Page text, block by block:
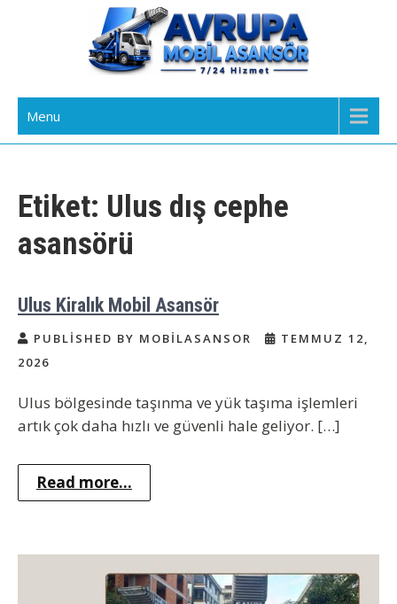
Avrupa Yakası Mobil Asansör
Kiralama
Menu
Etiket: Ulus dış cephe
asansörü
Ulus Kiralık Mobil Asansör
PUBLISHED BY MOBILASANSOR
TEMMUZ 12,
2026
Ulus bölgesinde taşınma ve yük taşıma işlemleri
artık çok daha hızlı ve güvenli hale geliyor. […]
Read more...